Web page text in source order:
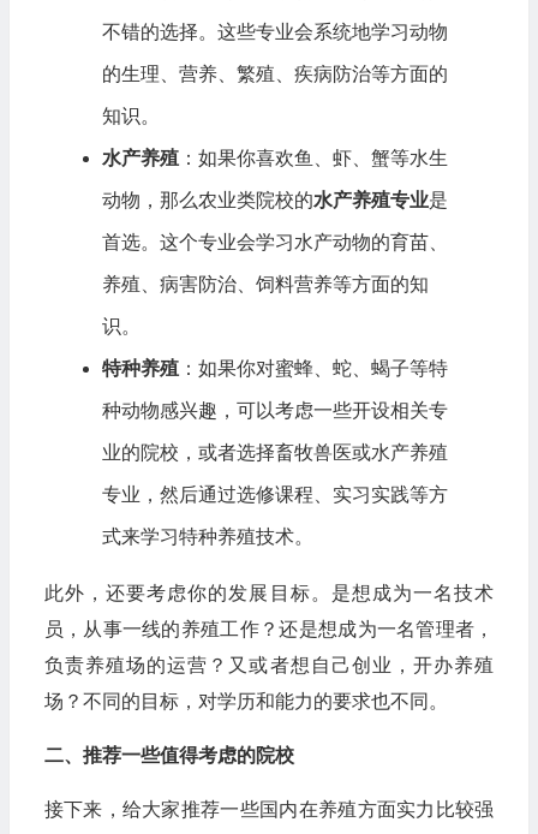
不错的选择。这些专业会系统地学习动物
的生理、营养、繁殖、疾病防治等方面的
知识。
水产养殖：如果你喜欢鱼、虾、蟹等水生
动物，那么农业类院校的水产养殖专业是
首选。这个专业会学习水产动物的育苗、
养殖、病害防治、饲料营养等方面的知
识。
特种养殖：如果你对蜜蜂、蛇、蝎子等特
种动物感兴趣，可以考虑一些开设相关专
业的院校，或者选择畜牧兽医或水产养殖
专业，然后通过选修课程、实习实践等方
式来学习特种养殖技术。
此外，还要考虑你的发展目标。是想成为一名技术
员，从事一线的养殖工作？还是想成为一名管理者，
负责养殖场的运营？又或者想自己创业，开办养殖
场？不同的目标，对学历和能力的要求也不同。
二、推荐一些值得考虑的院校
接下来，给大家推荐一些国内在养殖方面实力比较强